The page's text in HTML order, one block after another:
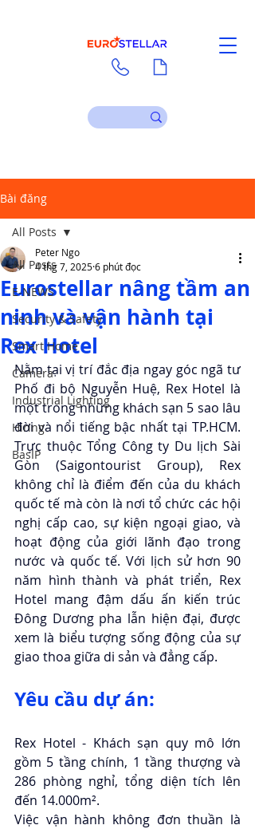
Bài đăng
All Posts
E-NEWS
Security & Safety
Smart Home
Camera
Industrial Lighting
Hiring
BasIP
All Posts
Eurostellar nâng tầm an
ninh và vận hành tại
Rex Hotel
Peter Ngo
4 thg 7, 20256 phút đọc
Nằm tại vị trí đắc địa ngay góc ngã tư
Phố đi bộ Nguyễn Huệ, Rex Hotel là
một trong những khách sạn 5 sao lâu
đời và nổi tiếng bậc nhất tại TP.HCM.
Trực thuộc Tổng Công ty Du lịch Sài
Gòn (Saigontourist Group), Rex
không chỉ là điểm đến của du khách
quốc tế mà còn là nơi tổ chức các hội
nghị cấp cao, sự kiện ngoại giao, và
hoạt động của giới lãnh đạo trong
nước và quốc tế. Với lịch sử hơn 90
năm hình thành và phát triển, Rex
Hotel mang đậm dấu ấn kiến trúc
Đông Dương pha lẫn hiện đại, được
xem là biểu tượng sống động của sự
giao thoa giữa di sản và đẳng cấp.
Yêu cầu dự án:
Rex Hotel - Khách sạn quy mô lớn
gồm 5 tầng chính, 1 tầng thượng và
286 phòng nghỉ, tổng diện tích lên
đến 14.000m².
Việc vận hành không đơn thuần là